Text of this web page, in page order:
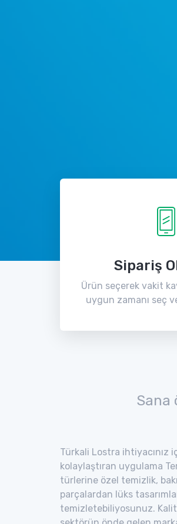
Sipariş
Ürün seçerek vakit
uygun zamanı seç
Sana
Türkali Lostra ihtiyacınız
kolaylaştıran uygulama
türlerine özel temizlik,
parçalardan lüks
temizletebiliyosunuz.